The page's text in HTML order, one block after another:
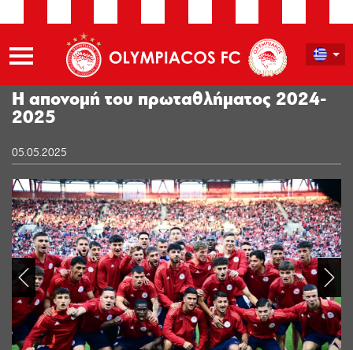
Η απονομή του πρωταθλήματος 2024-
2025
05.05.2025